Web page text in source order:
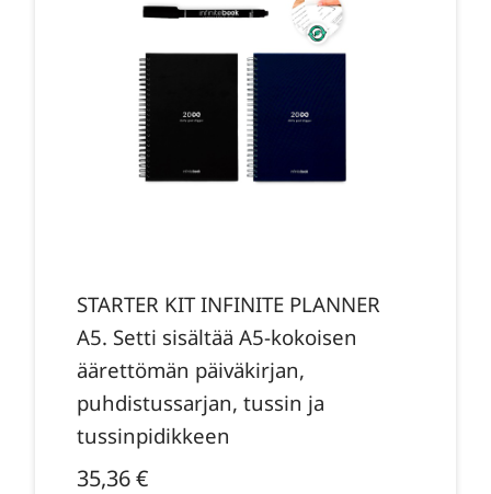
STARTER KIT INFINITE PLANNER
A5. Setti sisältää A5-kokoisen
äärettömän päiväkirjan,
puhdistussarjan, tussin ja
tussinpidikkeen
35,36€